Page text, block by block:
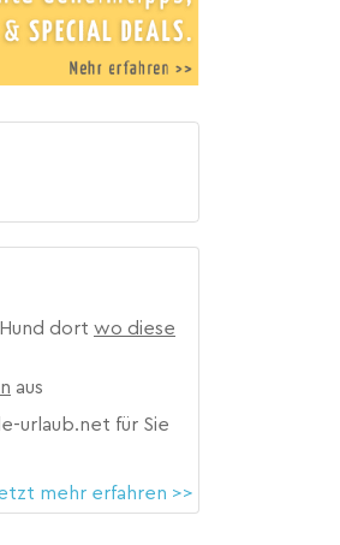
dort wo diese
aus
urlaub.net für Sie
mehr erfahren >>